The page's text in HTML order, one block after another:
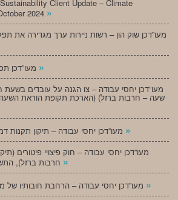
Client Update – Climate
2024 »
מעו”דכן שוק הון – רשות ניירות ערך מגדירה את
»
»
»
»